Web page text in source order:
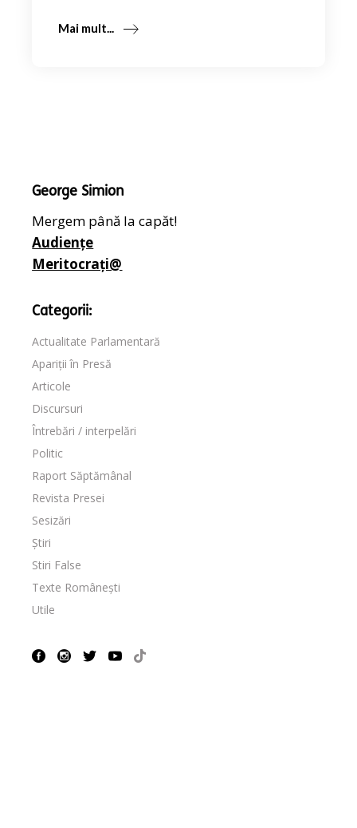
Mai mult...
George Simion
Mergem până la capăt!
Audiențe
Meritocrați@
Categorii:
Actualitate Parlamentară
Apariții în Presă
Articole
Discursuri
Întrebări / interpelări
Politic
Raport Săptămânal
Revista Presei
Sesizări
Știri
Stiri False
Texte Românești
Utile